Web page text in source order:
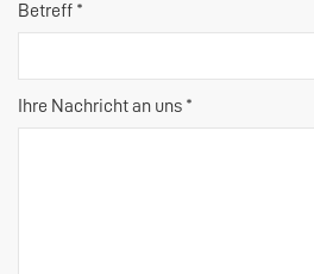
Betreff *
Ihre Nachricht an uns *